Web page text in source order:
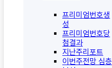
프리미엄번호생
성
프리미엄번호당
첨결과
지난주리포트
이번주전망 심층